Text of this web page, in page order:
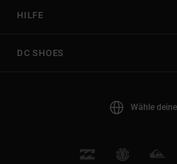
HILFE
DC SHOES
Wähle